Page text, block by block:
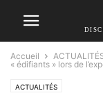
Accueil
« édifiants » lors de
ACTUALITÉS